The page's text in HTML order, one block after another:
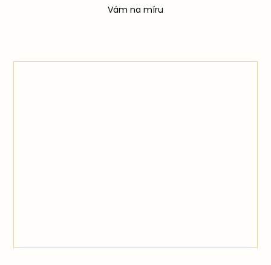
Vám na míru